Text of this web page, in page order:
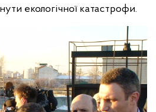
екологічної катастрофи.